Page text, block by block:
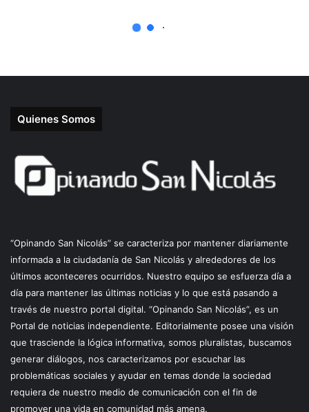
Quienes Somos
“Opinando San Nicolás” se caracteriza por mantener diariamente
informada a la ciudadanía de San Nicolás y alrededores de los
últimos aconteceres ocurridos. Nuestro equipo se esfuerza día a
día para mantener las últimas noticias y lo que está pasando a
través de nuestro portal digital. “Opinando San Nicolás”, es un
Portal de noticias independiente. Editorialmente posee una visión
que trasciende la lógica informativa, somos pluralistas, buscamos
generar diálogos, nos caracterizamos por escuchar las
problemáticas sociales y ayudar en temas donde la sociedad
requiera de nuestro medio de comunicación con el fin de
promover una vida en comunidad más amena.